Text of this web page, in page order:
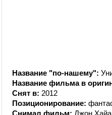
Название "по-нашему":
Название фильма в
Снят в: 2012
Позиционирование:
Снимал фильм: Джон